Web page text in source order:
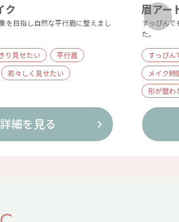
ク
を目指し自然な平行眉に整えまし
り見せたい
平行眉
若々しく見せたい
詳細を見る
眉アー
すっぴん
た。
すっぴん
メイク
形が整わ